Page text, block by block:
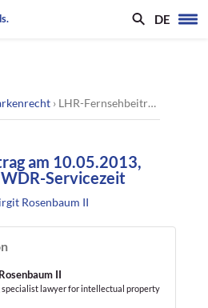
DE
› LHR-Fernsehbeitrag am 10.05.2013, 18:20 Uhr in der WDR-Servicezeit
am 10.05.2013,
Servicezeit
Rosenbaum II
II
specialist lawyer for intellectual property